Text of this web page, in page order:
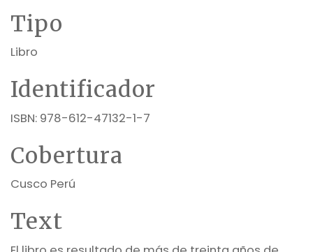
Tipo
Libro
Identificador
ISBN: 978-612-47132-1-7
Cobertura
Cusco Perú
Text